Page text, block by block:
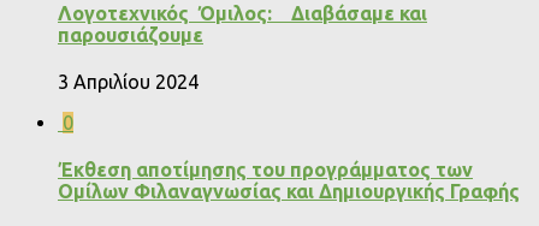
Λογοτεχνικός Όμιλος: Διαβάσαμε και
παρουσιάζουμε
3 Απριλίου 2024
0
Έκθεση αποτίμησης του προγράμματος των
Ομίλων Φιλαναγνωσίας και Δημιουργικής Γραφής